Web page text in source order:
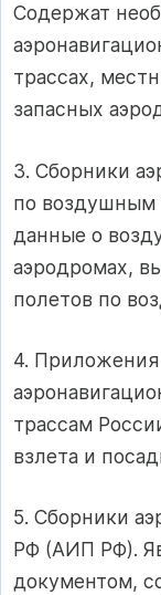
Содержат
трассах,
запасных
3. Сборники
по воздушным
данные о
аэродромах,
полетов по
4.
трассам
взлета и
5. Сборники
РФ (АИП РФ).
документом,